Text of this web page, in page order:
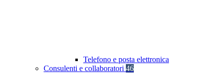
Telefono e posta elettronica
Consulenti e collaboratori 46